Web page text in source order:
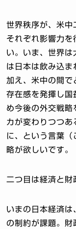
世界秩序が、米中
それぞれ影響力を
い。いま、世界は
は日本は飲み込ま
加え、米中の間で
存在感を発揮し国
め今後の外交戦略
カが変わりつつあ
に、という言葉（
略が欲しいです。
二つ目は経済と財
いまの日本経済は
の制約が課題。財